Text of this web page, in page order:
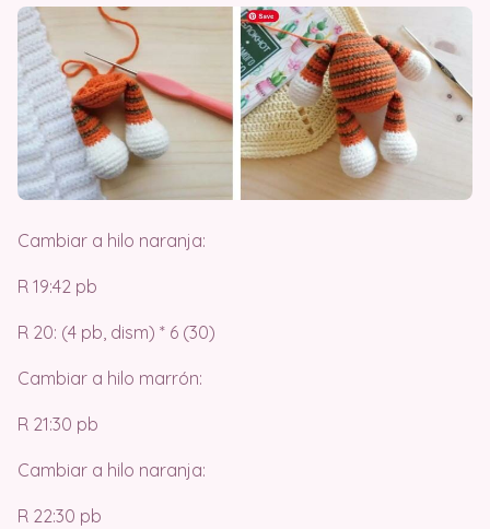
Cambiar a hilo naranja:
R 19:42 pb
R 20: (4 pb, dism) * 6 (30)
Cambiar a hilo marrón:
R 21:30 pb
Cambiar a hilo naranja:
R 22:30 pb